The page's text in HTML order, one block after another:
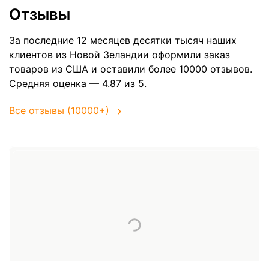
Отзывы
За последние 12 месяцев десятки тысяч наших
клиентов из Новой Зеландии оформили заказ
товаров из США и оставили более 10000 отзывов.
Средняя оценка — 4.87 из 5.
Все отзывы (10000+)